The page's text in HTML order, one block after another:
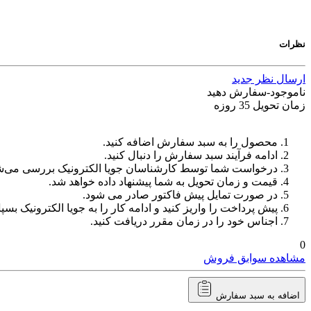
نظرات
ارسال نظر جدید
ناموجود-سفارش دهید
زمان تحویل 35 روزه
محصول را به سبد سفارش اضافه کنید.
ادامه فرآیند سبد سفارش را دنبال کنید.
درخواست شما توسط کارشناسان جویا الکترونیک بررسی
قیمت و زمان تحویل به شما پیشنهاد داده خواهد شد.
در صورت تمایل پیش فاکتور صادر می شود.
پیش پرداخت را واریز کنید و ادامه کار را به جویا الکترونیک
اجناس خود را در زمان مقرر دریافت کنید.
0
مشاهده سوابق فروش
اضافه به سبد سفارش